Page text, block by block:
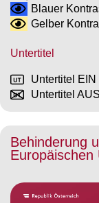
Behinderung
Europäischen
Blauer
Gelber
Untertitel
Untertitel EIN
Untertitel AUS